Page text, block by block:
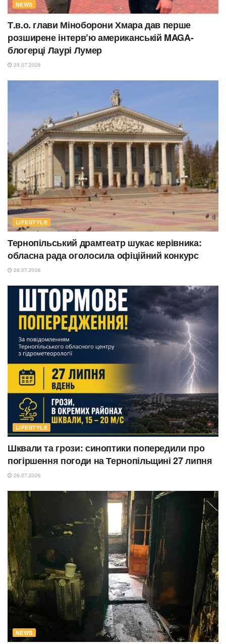
NEWS
Т.в.о. глави Міноборони Хмара дав перше
розширене інтерв’ю американській MAGA-
блогерці Лаурі Лумер
29.07.2026
LIFESTYLE
Тернопільський драмтеатр шукає керівника:
обласна рада оголосила офіційний конкурс
28.07.2026
LIFESTYLE
Шквали та грози: синоптики попередили про
погіршення погоди на Тернопільщині 27 липня
26.07.2026
NEWS